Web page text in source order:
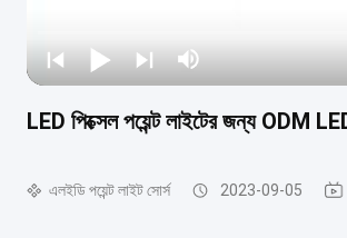
LED পিক্সেল পয়েন্ট লাইটের জন্য ODM
এলইডি পয়েন্ট লাইট সোর্স 2023-09-05